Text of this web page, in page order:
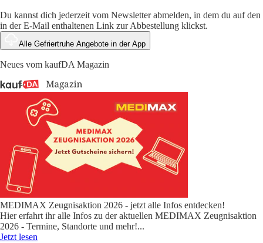
Du kannst dich jederzeit vom Newsletter abmelden, in dem du auf den
in der E-Mail enthaltenen Link zur Abbestellung klickst.
Alle Gefriertruhe Angebote in der App
Neues vom kaufDA Magazin
MEDIMAX Zeugnisaktion 2026 - jetzt alle Infos entdecken!
Hier erfahrt ihr alle Infos zu der aktuellen MEDIMAX Zeugnisaktion
2026 - Termine, Standorte und mehr!...
Jetzt lesen